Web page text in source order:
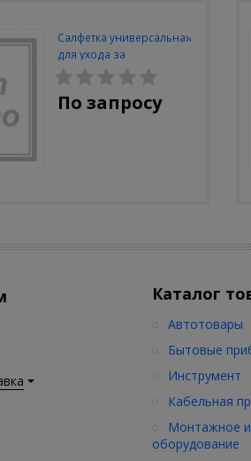
Салфетка универсальная
для ухода за
автомобилем Clingo,
32х32 см, микрофибра,
голубой
По запросу
Каталог
Автотовары
Бытовые
Инструмент
Кабельная
Монтажное и
оборудование